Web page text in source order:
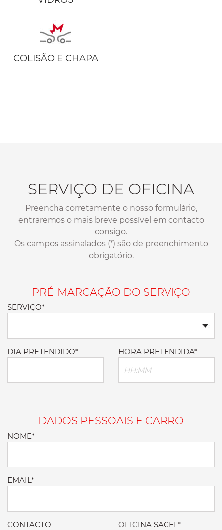
COLISÃO E CHAPA
SERVIÇO DE OFICINA
Preencha corretamente o nosso formulário,
entraremos o mais breve possível em contacto
consigo.
Os campos assinalados (*) são de preenchimento
obrigatório.
PRÉ-MARCAÇÃO DO SERVIÇO
SERVIÇO*
DIA PRETENDIDO* HORA PRETENDIDA*
DADOS PESSOAIS E CARRO
NOME*
EMAIL*
CONTACTO OFICINA SACEL*